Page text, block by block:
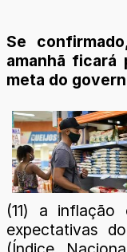
Se
amanhã ficará
meta do
(11) a inflação
expectativas